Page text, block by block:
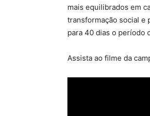
mais equilibrados em
transformação social e
para 40 dias o período
Assista ao filme da